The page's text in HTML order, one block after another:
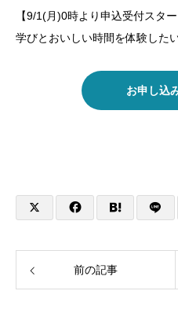
【9/1(月)0時より申込受付スター
学びとおいしい時間を体験した
お申し込
前の記事